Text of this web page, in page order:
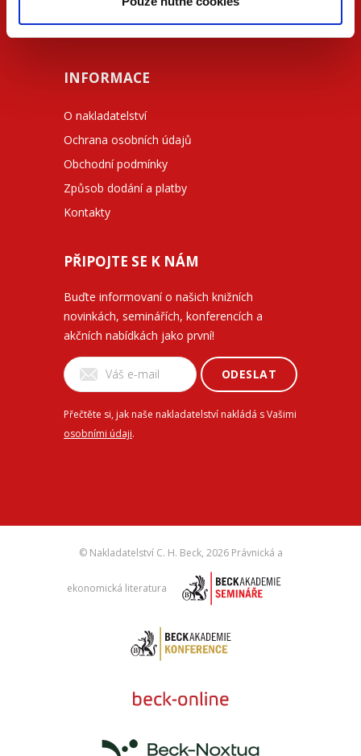
facebook.com/beck.cz
INFORMACE
O nakladatelství
Ochrana osobních údajů
Obchodní podmínky
Způsob dodání a platby
Kontakty
PŘIPOJTE SE K NÁM
Buďte informovaní o našich knižních
novinkách, seminářích, konferencích a
akčních nabídkách jako první!
ODESLAT
Přečtěte si, jak naše nakladatelství nakládá s Vašimi
osobními údaji.
© Nakladatelství C. H. Beck, 2026 Právnická a
ekonomická literatura